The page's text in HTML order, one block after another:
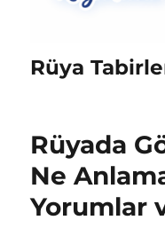
Rüya
Rüyada
Ne
Yorumlar